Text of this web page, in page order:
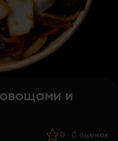
и
0 · 0 оценок